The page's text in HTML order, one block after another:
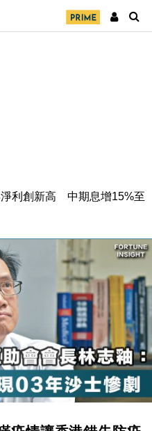
利創新高 中期息增15%至
要求交「保證金」 43歲女子
後回穩 全周仍升近2%
具「反」斗城亞洲CEO蔡德
連挫7周創逾3年最長跌勢
出口增近24%勝預期 貿易順